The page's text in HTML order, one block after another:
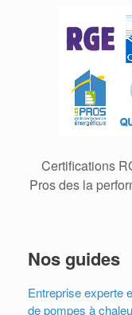
Certifications
Pros des la
Nos guides
Entreprise experte
de pompes à